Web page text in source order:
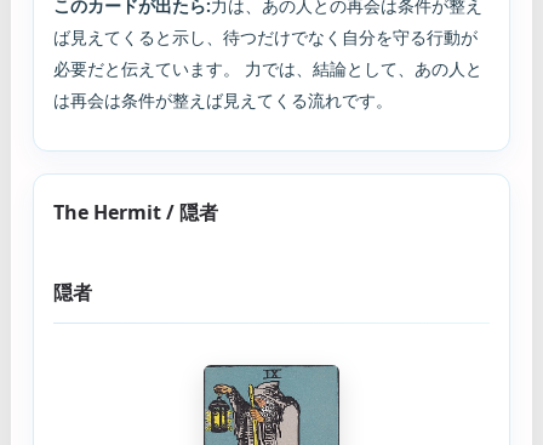
このカードが出たら:力は、あの人との再会は条件が整え
ば見えてくると示し、待つだけでなく自分を守る行動が
必要だと伝えています。 力では、結論として、あの人と
は再会は条件が整えば見えてくる流れです。
The Hermit / 隠者
隠者